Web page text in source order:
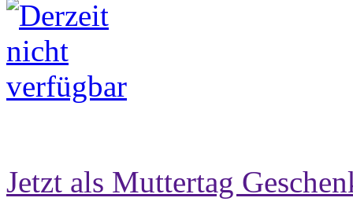
Jetzt als Muttertag